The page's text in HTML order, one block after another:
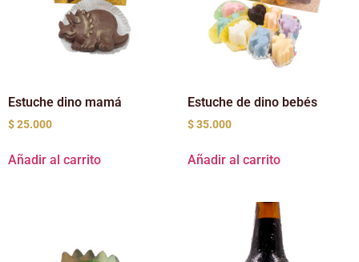
Estuche dino mamá
$25.000
Añadir al carrito
Estuche de dino bebés
$35.000
Añadir al carrito